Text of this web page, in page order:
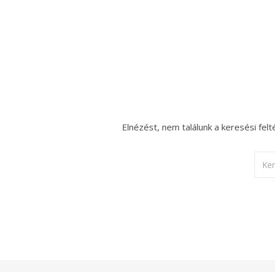
Elnézést, nem találunk a keresési